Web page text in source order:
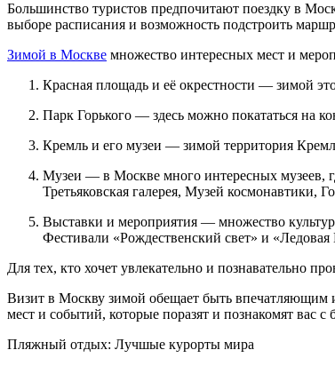
Большинство туристов предпочитают поездку в
выборе расписания и возможность подстроить
Зимой в Москве множество интересных мест и
Красная площадь и её окрестности — зимой
Парк Горького — здесь можно покататься на
Кремль и его музеи — зимой территория
Музеи — в Москве много интересных музеев,
Третьяковская галерея, Музей
Выставки и мероприятия — множество
Фестивали «Рождественский свет» и
Для тех, кто хочет увлекательно и познавательно
Визит в Москву зимой обещает быть впечатляющим
мест и событий, которые поразят и познакомят вас с
Пляжный отдых: Лучшые курорты мира